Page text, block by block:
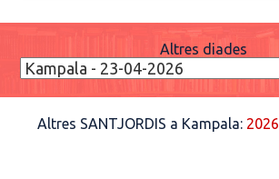
Altres diades
Altres SANTJORDIS a Kampala: 2026